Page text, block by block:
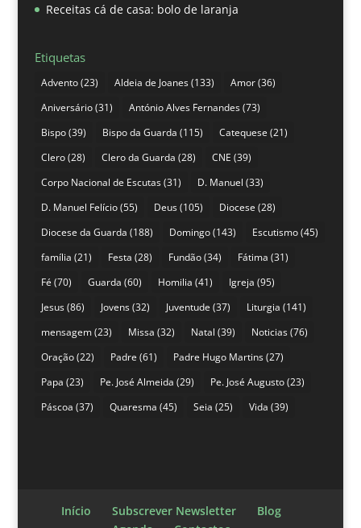
Receitas cá de casa: bolo de laranja
Etiquetas
Advento(23) Aldeia de Joanes(133) Amor(36)
Aniversário(31) António Alves Fernandes(73)
Bispo(39) Bispo da Guarda (115) Catequese (21)
Clero(28) Clero da Guarda (28) CNE (39)
Corpo Nacional de Escutas(31) D. Manuel (33)
D. Manuel Felício(55) Deus(105) Diocese (28)
Diocese da Guarda (188) Domingo(143) Escutismo(45)
família (21) Festa (28) Fundão(34) Fátima (31)
Fé (70) Guarda (60) Homilia (41) Igreja (95)
Jesus(86) Jovens(32) Juventude (37) Liturgia (141)
mensagem(23) Missa (32) Natal (39) Noticias(76)
Oração(22) Padre (61) Padre Hugo Martins(27)
Papa (23) Pe. José Almeida (29) Pe. José Augusto(23)
Páscoa (37) Quaresma (45) Seia (25) Vida (39)
Início Subscrever Newsletter
Blog